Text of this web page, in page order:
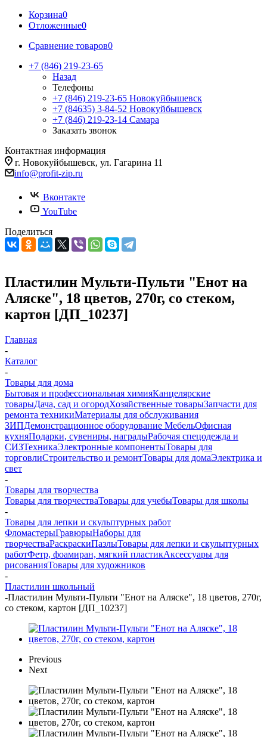
Корзина0
Отложенные0
Сравнение товаров0
+7 (846) 219-23-65
Назад
Телефоны
+7 (846) 219-23-65 Новокуйбышевск
+7 (84635) 3-84-52 Новокуйбышевск
+7 (846) 219-23-14 Самара
Заказать звонок
Контактная информация
г. Новокуйбышевск, ул. Гагарина 11
info@profit-zip.ru
Вконтакте
YouTube
Поделиться
Пластилин Мульти-Пульти "Енот на
Аляске", 18 цветов, 270г, со стеком,
картон [ДП_10237]
Главная
-
Каталог
-
Товары для дома
Бытовая и профессиональная химияКанцелярские
товарыДача, сад и огородХозяйственные товарыЗапчасти для
ремонта техникиМатериалы для обслуживания
ЗИПДемонстрационное оборудование МебельОфисная
кухняПодарки, сувениры, наградыРабочая спецодежда и
СИЗТехникаЭлектронные компонентыТовары для
торговлиСтроительство и ремонтТовары для домаЭлектрика и
свет
-
Товары для творчества
Товары для творчестваТовары для учебыТовары для школы
-
Товары для лепки и скульптурных работ
ФломастерыГравюрыНаборы для
творчестваРаскраскиПазлыТовары для лепки и скульптурных
работФетр, фоамиран, мягкий пластикАксессуары для
рисованияТовары для художников
-
Пластилин школьный
-Пластилин Мульти-Пульти "Енот на Аляске", 18 цветов, 270г,
со стеком, картон [ДП_10237]
Previous
Next